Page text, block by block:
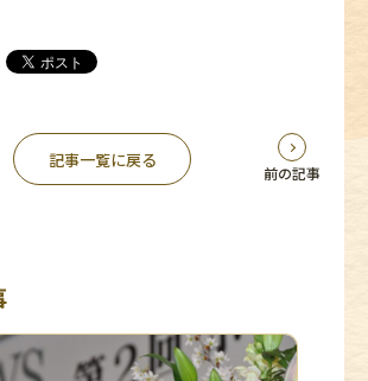
記事一覧に戻る
前の記事